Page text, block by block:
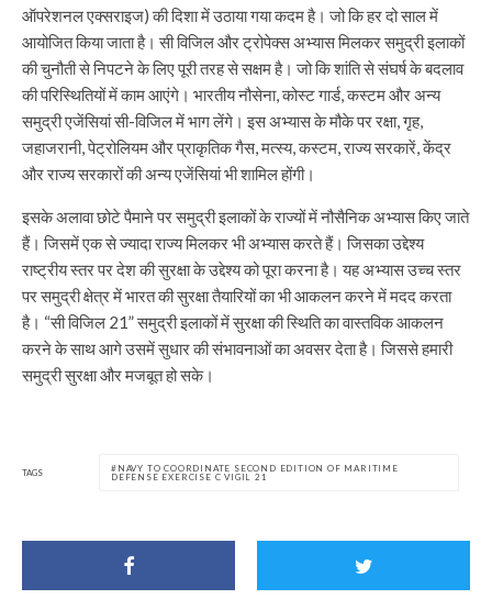
ऑपरेशनल एक्सराइज) की दिशा में उठाया गया कदम है। जो कि हर दो साल में
आयोजित किया जाता है। सी विजिल और ट्रोपेक्स अभ्यास मिलकर समुद्री इलाकों
की चुनौती से निपटने के लिए पूरी तरह से सक्षम है। जो कि शांति से संघर्ष के बदलाव
की परिस्थितियों में काम आएंगे। भारतीय नौसेना, कोस्ट गार्ड, कस्टम और अन्य
समुद्री एजेंसियां सी-विजिल में भाग लेंगे। इस अभ्यास के मौके पर रक्षा, गृह,
जहाजरानी, पेट्रोलियम और प्राकृतिक गैस, मत्स्य, कस्टम, राज्य सरकारें, केंद्र
और राज्य सरकारों की अन्य एजेंसियां भी शामिल होंगी।
इसके अलावा छोटे पैमाने पर समुद्री इलाकों के राज्यों में नौसैनिक अभ्यास किए जाते
हैं। जिसमें एक से ज्यादा राज्य मिलकर भी अभ्यास करते हैं। जिसका उद्देश्य
राष्ट्रीय स्तर पर देश की सुरक्षा के उद्देश्य को पूरा करना है। यह अभ्यास उच्च स्तर
पर समुद्री क्षेत्र में भारत की सुरक्षा तैयारियों का भी आकलन करने में मदद करता
है। “सी विजिल 21” समुद्री इलाकों में सुरक्षा की स्थिति का वास्तविक आकलन
करने के साथ आगे उसमें सुधार की संभावनाओं का अवसर देता है। जिससे हमारी
समुद्री सुरक्षा और मजबूत हो सके।
TAGS
NAVY TO COORDINATE SECOND EDITION OF MARITIME
DEFENSE EXERCISE C VIGIL 21